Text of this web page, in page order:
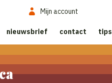
Mijn account
nieuwsbrief contact tips